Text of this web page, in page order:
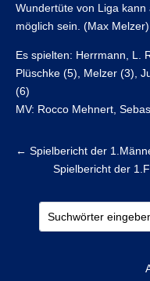
Wundertüte von Liga
möglich sein. (Max Melzer)
Es spielten: Herrmann, L.
Plüschke (5), Melzer (3),
(6)
MV: Rocco Mehnert,
← Spielbericht der
Spielbericht der